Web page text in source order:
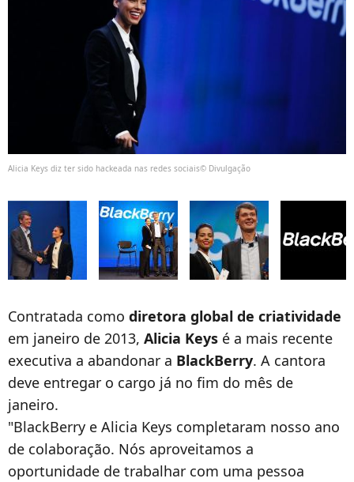
Alicia Keys diz ter sido hackeada nas redes sociais© Divulgação
Contratada como diretora global de criatividade
em janeiro de 2013, Alicia Keys é a mais recente
executiva a abandonar a BlackBerry. A cantora
deve entregar o cargo já no fim do mês de
janeiro.
"BlackBerry e Alicia Keys completaram nosso ano
de colaboração. Nós aproveitamos a
oportunidade de trabalhar com uma pessoa